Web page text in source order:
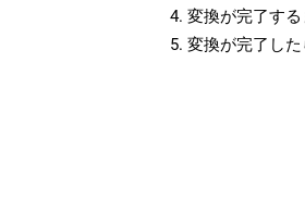
変換が完了する
変換が完了した